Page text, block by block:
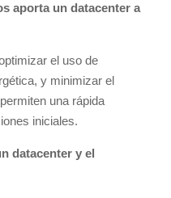
aporta un datacenter a
el uso de
y minimizar el
una rápida
iniciales.
datacenter y el